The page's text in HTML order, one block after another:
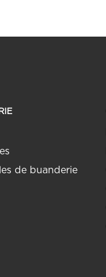
de buanderie